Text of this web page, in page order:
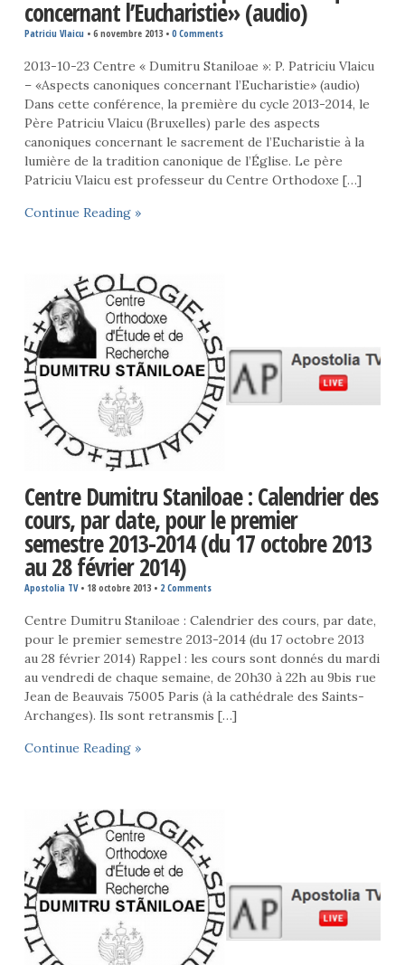
concernant l’Eucharistie» (audio)
Patriciu Vlaicu • 6 novembre 2013• 0 Comments
2013-10-23 Centre « Dumitru Staniloae »: P. Patriciu Vlaicu
– «Aspects canoniques concernant l’Eucharistie» (audio)
Dans cette conférence, la première du cycle 2013-2014, le
Père Patriciu Vlaicu (Bruxelles) parle des aspects
canoniques concernant le sacrement de l’Eucharistie à la
lumière de la tradition canonique de l’Église. Le père
Patriciu Vlaicu est professeur du Centre Orthodoxe […]
Continue Reading »
Centre Dumitru Staniloae : Calendrier des
cours, par date, pour le premier
semestre 2013-2014 (du 17 octobre 2013
au 28 février 2014)
Apostolia TV• 18 octobre 2013• 2 Comments
Centre Dumitru Staniloae : Calendrier des cours, par date,
pour le premier semestre 2013-2014 (du 17 octobre 2013
au 28 février 2014) Rappel : les cours sont donnés du mardi
au vendredi de chaque semaine, de 20h30 à 22h au 9bis rue
Jean de Beauvais 75005 Paris (à la cathédrale des Saints-
Archanges). Ils sont retransmis […]
Continue Reading »